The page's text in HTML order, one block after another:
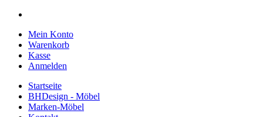
Mein Konto
Warenkorb
Kasse
Anmelden
Startseite
BHDesign - Möbel
Marken-Möbel